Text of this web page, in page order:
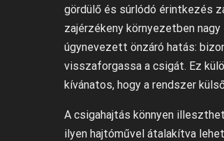
gördülő és súrlódó érintkezés
zajérzékeny környezetben
úgynevezett önzáró hatás:
visszaforgassa a csigát. Ez
kívánatos, hogy a rendszer
A csigahajtás könnyen
ilyen hajtóművel átalakítva